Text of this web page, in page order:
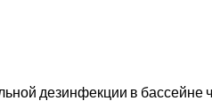
дезинфекции в